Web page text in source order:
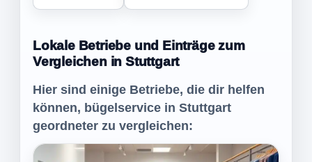
Lokale Betriebe und Einträge zum
Vergleichen in Stuttgart
Hier sind einige Betriebe, die dir helfen
können, bügelservice in Stuttgart
geordneter zu vergleichen: